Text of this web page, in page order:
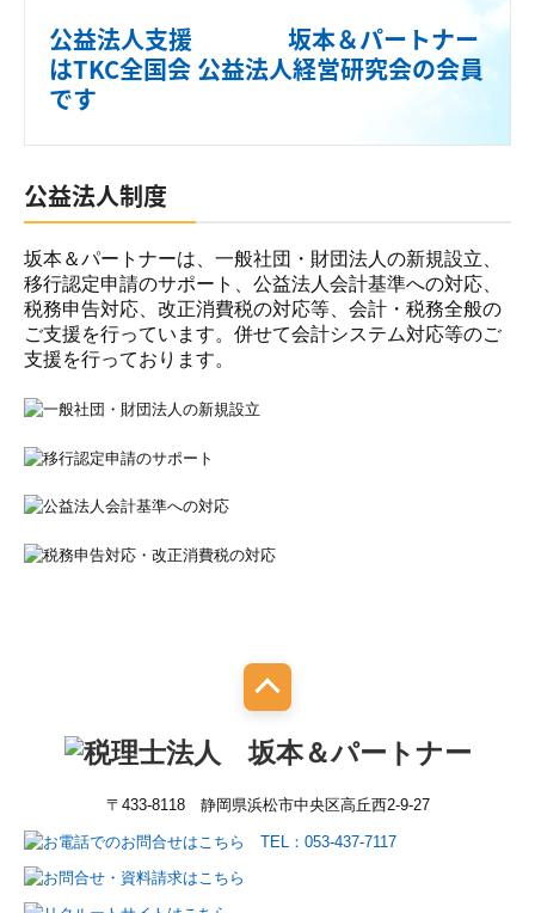
公益法人支援 坂本＆パートナー
はTKC全国会 公益法人経営研究会の会員
です
公益法人制度
坂本＆パートナーは、一般社団・財団法人の新規設立、
移行認定申請のサポート、公益法人会計基準への対応、
税務申告対応、改正消費税の対応等、会計・税務全般の
ご支援を行っています。併せて会計システム対応等のご
支援を行っております。
〒433-8118 静岡県浜松市中央区高丘西2-9-27